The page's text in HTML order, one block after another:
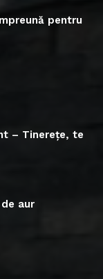
pentru
– Tinerețe, te
aur